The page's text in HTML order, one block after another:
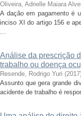
Oliveira, Adrielle Maiara
A dação em pagamento é
inciso XI do artigo 156 e
...
Análise da prescrição
trabalho ou doença
Resende, Rodrigo Yuri (2017
Assunto que gera grande
acidente de trabalho é